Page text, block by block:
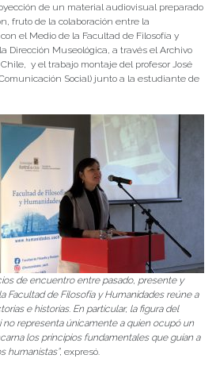
de un material audiovisual preparado
fruto de la colaboración entre la
el Medio de la Facultad de Filosofía y
Dirección Museológica, a través el Archivo
y el trabajo montaje del profesor José
Social) junto a la estudiante de
de encuentro entre pasado, presente y
Facultad de Filosofía y Humanidades reúne a
e historias. En particular, la figura del
no representa únicamente a quien ocupó un
los principios fundamentales que guían a
humanistas”, expresó.